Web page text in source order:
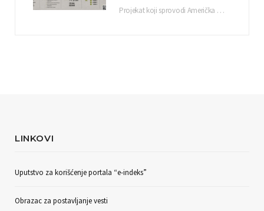
Projekat koji sprovodi Američka privredna komora uz podrŝku kompanije Philip Morris International, sa ciljem povezivanja…
LINKOVI
Uputstvo za korišćenje portala “e-indeks”
Obrazac za postavljanje vesti